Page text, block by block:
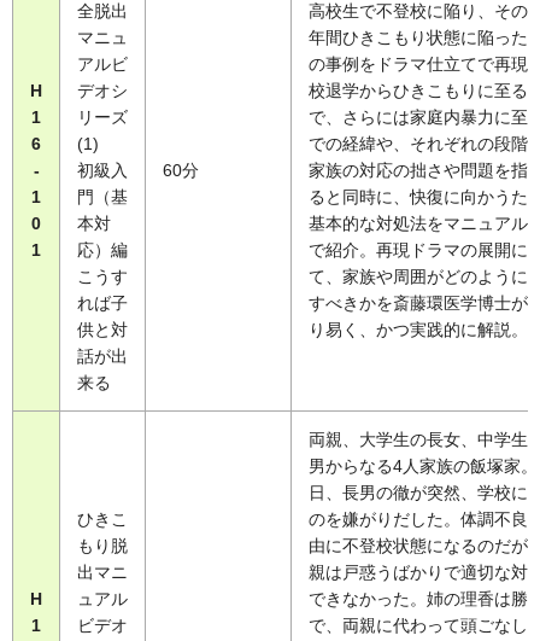
H
1
6
-
1
0
1
全脱出
マニュ
アルビ
デオシ
リーズ
(1)
初級入
門（基
本対
応）編
こうす
れば子
供と対
話が出
来る
60分
高校生で不登校に陥り、その
年間ひきこもり状態に陥った
の事例をドラマ仕立てで再現
校退学からひきこもりに至る
で、さらには家庭内暴力に至
での経緯や、それぞれの段階
家族の対応の拙さや問題を指
ると同時に、快復に向かうた
基本的な対処法をマニュアル
で紹介。再現ドラマの展開に
て、家族や周囲がどのように
すべきかを斎藤環医学博士が
り易く、かつ実践的に解説。
H
1
ひきこ
もり脱
出マニ
ュアル
ビデオ
両親、大学生の長女、中学生
男からなる4人家族の飯塚家
日、長男の徹が突然、学校に
のを嫌がりだした。体調不良
由に不登校状態になるのだが
親は戸惑うばかりで適切な対
できなかった。姉の理香は勝
で、両親に代わって頭ごなし